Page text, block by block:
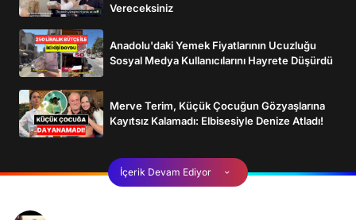
Vereceksiniz
Anadolu'daki Yemek Fiyatlarının Ucuzluğu
Sosyal Medya Kullanıcılarını Hayrete Düşürdü
Merve Terim, Küçük Çocuğun Gözyaşlarına
Kayıtsız Kalamadı: Elbisesiyle Denize Atladı!
İçerik Devam Ediyor